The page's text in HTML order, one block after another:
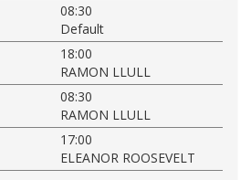
08:30
Default
18:00
RAMON LLULL
08:30
RAMON LLULL
17:00
ELEANOR ROOSEVELT